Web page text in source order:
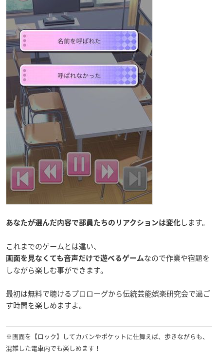
あなたが選んだ内容で部員たちのリアクションは変化 します。
これまでのゲームとは違い、
画面を見なくても音声だけで遊べるゲームなので作業や宿題を
しながら楽しむ事ができます。
最初は無料で聴けるプロローグから伝統芸能娯楽研究会で過ご
す時間を楽しめますよ。
※画面を【ロック】してカバンやポケットに仕舞えば、歩きながらも、
混雑した電車内でも楽しめます！